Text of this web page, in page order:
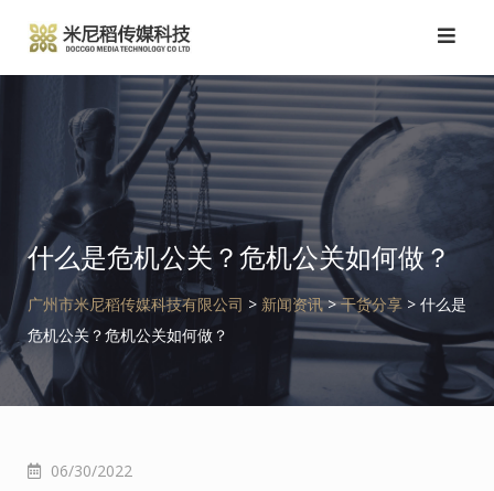
到
什么是危机公关？危机公关如何做？
广州市米尼稻传媒科技有限公司 > 新闻资讯>干货分享 > 什么是
危机公关？危机公关如何做？
06/30/2022